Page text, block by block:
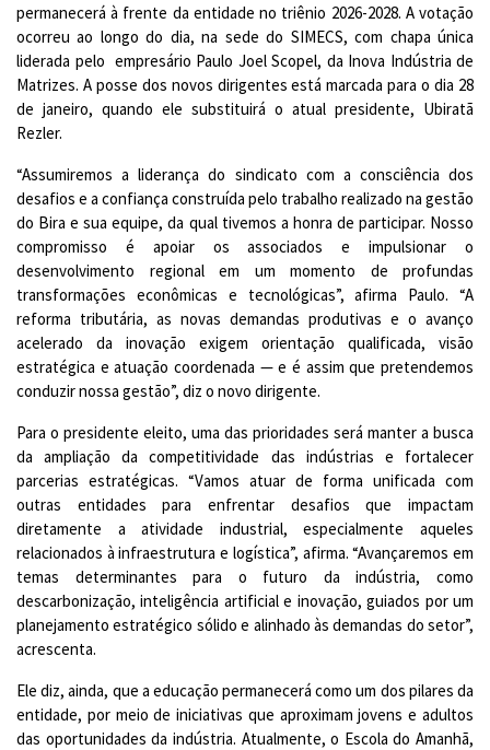
permanecerá à frente da entidade no triênio 2026-2028. A votação
ocorreu ao longo do dia, na sede do SIMECS, com chapa única
liderada pelo empresário Paulo Joel Scopel, da Inova Indústria de
Matrizes. A posse dos novos dirigentes está marcada para o dia 28
de janeiro, quando ele substituirá o atual presidente, Ubiratã
Rezler.
“Assumiremos a liderança do sindicato com a consciência dos
desafios e a confiança construída pelo trabalho realizado na gestão
do Bira e sua equipe, da qual tivemos a honra de participar. Nosso
compromisso é apoiar os associados e impulsionar o
desenvolvimento regional em um momento de profundas
transformações econômicas e tecnológicas”, afirma Paulo. “A
reforma tributária, as novas demandas produtivas e o avanço
acelerado da inovação exigem orientação qualificada, visão
estratégica e atuação coordenada — e é assim que pretendemos
conduzir nossa gestão”, diz o novo dirigente.
Para o presidente eleito, uma das prioridades será manter a busca
da ampliação da competitividade das indústrias e fortalecer
parcerias estratégicas. “Vamos atuar de forma unificada com
outras entidades para enfrentar desafios que impactam
diretamente a atividade industrial, especialmente aqueles
relacionados à infraestrutura e logística”, afirma. “Avançaremos em
temas determinantes para o futuro da indústria, como
descarbonização, inteligência artificial e inovação, guiados por um
planejamento estratégico sólido e alinhado às demandas do setor”,
acrescenta.
Ele diz, ainda, que a educação permanecerá como um dos pilares da
entidade, por meio de iniciativas que aproximam jovens e adultos
das oportunidades da indústria. Atualmente, o Escola do Amanhã,